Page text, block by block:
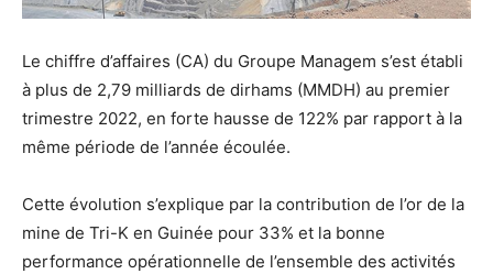
Le chiffre d’affaires (CA) du Groupe Managem s’est établi
à plus de 2,79 milliards de dirhams (MMDH) au premier
trimestre 2022, en forte hausse de 122% par rapport à la
même période de l’année écoulée.
Cette évolution s’explique par la contribution de l’or de la
mine de Tri-K en Guinée pour 33% et la bonne
performance opérationnelle de l’ensemble des activités